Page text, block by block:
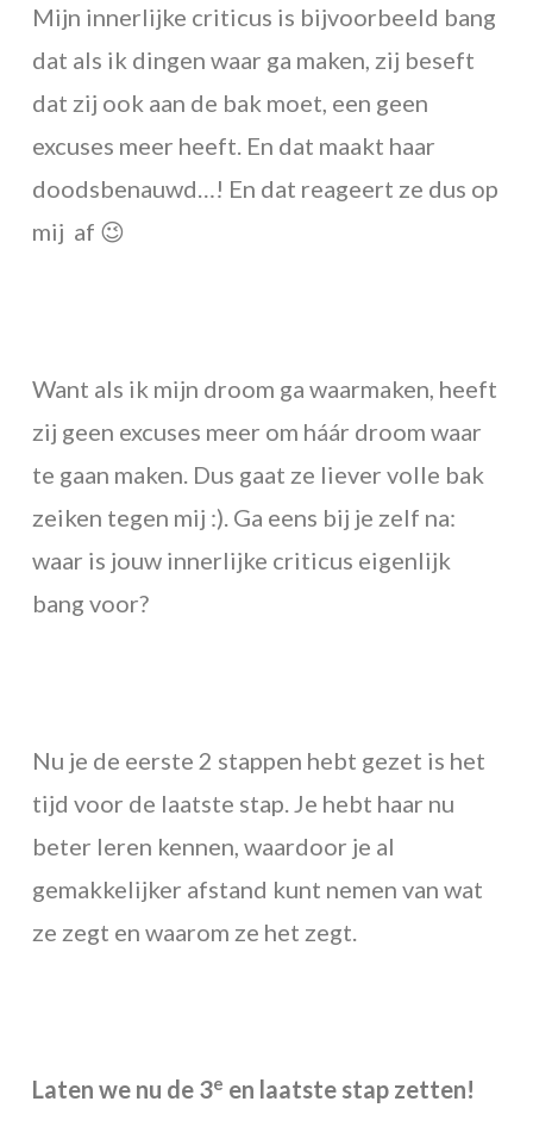
Mijn innerlijke criticus is bijvoorbeeld bang
dat als ik dingen waar ga maken, zij beseft
dat zij ook aan de bak moet, een geen
excuses meer heeft. En dat maakt haar
doodsbenauwd…! En dat reageert ze dus op
mij af 😉
Want als ik mijn droom ga waarmaken, heeft
zij geen excuses meer om háár droom waar
te gaan maken. Dus gaat ze liever volle bak
zeiken tegen mij :). Ga eens bij je zelf na:
waar is jouw innerlijke criticus eigenlijk
bang voor?
Nu je de eerste 2 stappen hebt gezet is het
tijd voor de laatste stap. Je hebt haar nu
beter leren kennen, waardoor je al
gemakkelijker afstand kunt nemen van wat
ze zegt en waarom ze het zegt.
Laten we nu de 3e en laatste stap zetten!